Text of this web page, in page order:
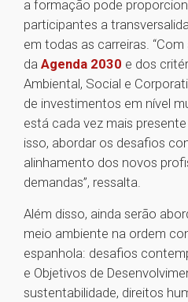
a formação pode
participantes a
em todas as carreiras.
da Agenda 2030 e dos
Ambiental, Social e
de investimentos em nível
está cada vez mais
isso, abordar os desafios
alinhamento dos novos
demandas”, ressalta.
Além disso, ainda serão
meio ambiente na ordem
espanhola: desafios
e Objetivos de
sustentabilidade, direitos